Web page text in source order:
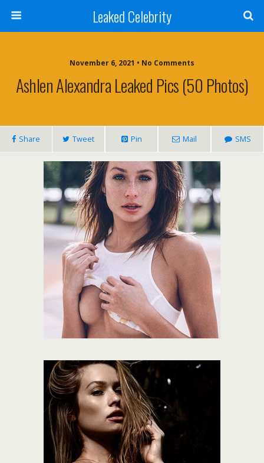
Leaked Celebrity
November 6, 2021 • No Comments
Ashlen Alexandra Leaked Pics (50 Photos)
Share Tweet Pin Mail SMS